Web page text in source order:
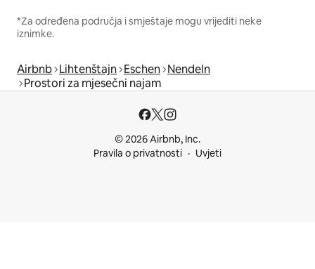
*Za određena područja i smještaje mogu vrijediti neke
iznimke.
Airbnb Lihtenštajn Eschen Nendeln
Prostori za mjesečni najam
© 2026 Airbnb, Inc.
Pravila o privatnosti
Uvjeti